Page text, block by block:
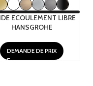
ECOULEMENT LIBRE
HANSGROHE
DEMANDE DE PRIX